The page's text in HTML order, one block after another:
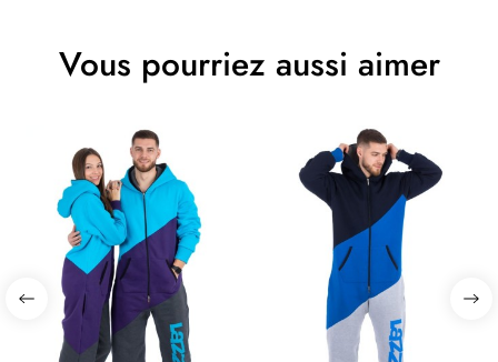
Vous pourriez aussi aimer